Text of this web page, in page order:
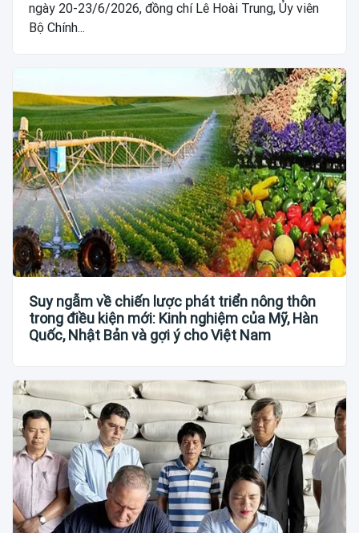
ngày 20-23/6/2026, đồng chí Lê Hoài Trung, Ủy viên
Bộ Chính...
Suy ngẫm về chiến lược phát triển nông thôn
trong điều kiện mới: Kinh nghiệm của Mỹ, Hàn
Quốc, Nhật Bản và gợi ý cho Việt Nam